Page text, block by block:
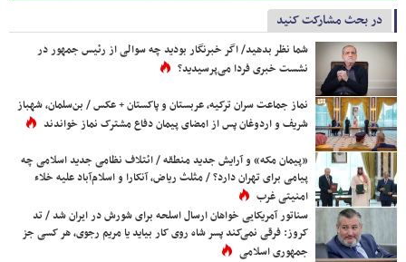
در بحث مشارکت کنید
شما نظر بدهید/ اگر خبرنگار بودید چه سوالی از رئیس جمهور در
نشست خبری فردا می‌پرسیدید؟
نماز جماعت سران ترکیه، عربستان و پاکستان + عکس / بن‌سلمان، شهباز
شریف و اردوغان پس از امضای پیمان دفاع مشترک نماز خواندند
«پیمان مکه» و آرایش جدید منطقه / ائتلاف نظامی جدید اسلامی چه
پیامی برای تهران دارد؟ / مثلث ریاض، آنکارا و اسلام‌آباد علیه خلاء
امنیتی غرب
سناتور آمریکایی خواهان ارسال اسلحه برای شورش در ایران شد / تد
کروز: فرقی نمی‌کند پسر شاه روی کار بیاید یا مریم رجوی، هر کسی جز
جمهوری اسلامی